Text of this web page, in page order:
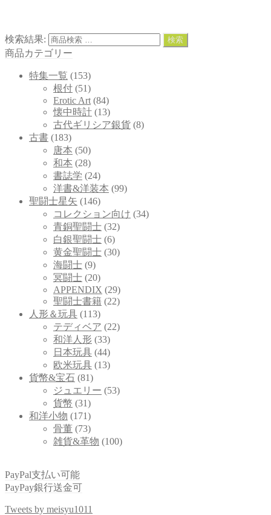
検索結果: 検索
商品カテゴリー
特集一覧 (153)
根付 (51)
Erotic Art (84)
懐中時計 (13)
古代ギリシア銀貨 (8)
古書 (183)
唐本 (50)
和本 (28)
書誌学 (24)
洋書&洋装本 (99)
聖闘士星矢 (146)
コレクション向け (34)
青銅聖闘士 (32)
白銀聖闘士 (6)
黄金聖闘士 (30)
海闘士 (9)
冥闘士 (20)
APPENDIX (29)
聖闘士書籍 (22)
人形＆玩具 (113)
テディベア (22)
和洋人形 (33)
日本玩具 (44)
欧米玩具 (13)
貨幣&宝石 (81)
ジュエリー (53)
貨幣 (31)
和洋小物 (171)
骨董 (73)
雑貨&革物 (100)
PayPal支払い可能
PayPay銀行送金可
Tweets by meisyu1011